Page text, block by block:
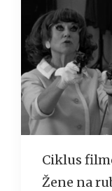
Ciklus
Žene na